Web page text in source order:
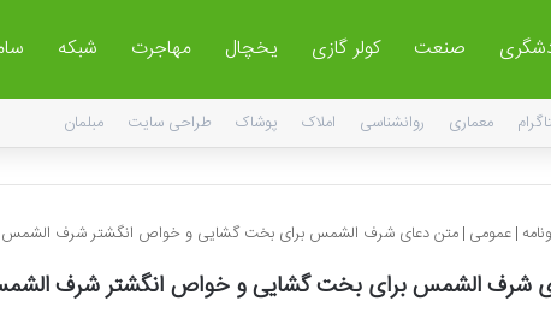
صنعت کولر گازی یخچال مهاجرت شبکه
معماری روانشناسی املاک پوشاک طراحی سایت مبلمان
| عمومی | متن دعای شرف الشمس برای بخت گشایی و خواص انگشتر شرف الشمس
شرف الشمس برای بخت گشایی و خواص انگشتر شرف